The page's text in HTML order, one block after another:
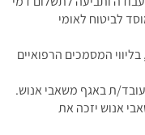
לביטוח לאומי
המסמכים הרפואיים
ת באגף משאבי אנוש.
אנוש יזכה את